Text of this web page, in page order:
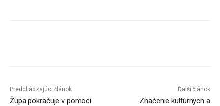
Predchádzajúci článok
Župa pokračuje v pomoci
Ďalší článok
Značenie kultúrnych a